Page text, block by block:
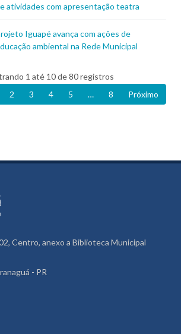
atividades com apresentação teatra
Iguapé avança com ações de
ambiental na Rede Municipal
1 até 10 de 80 registros
2 3 4 5 … 8 Próximo
Centro, anexo a Biblioteca Municipal
- PR